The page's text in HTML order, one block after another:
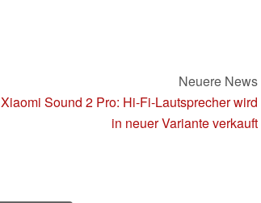
Neuere News
Xiaomi Sound 2 Pro: Hi-Fi-Lautsprecher wird
in neuer Variante verkauft